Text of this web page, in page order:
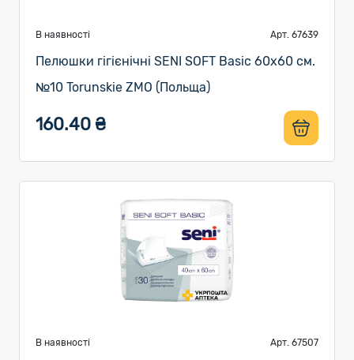
В наявності Арт. 67639
Пелюшки гігієнічні SENI SOFT Basic 60х60 см.
№10 Torunskie ZMO (Польща)
160.40 ₴
В наявності Арт. 67507